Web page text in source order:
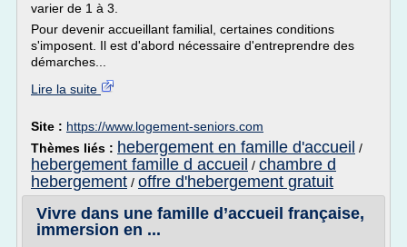
varier de 1 à 3.
Pour devenir accueillant familial, certaines conditions
s'imposent. Il est d'abord nécessaire d'entreprendre des
démarches...
Lire la suite
Site : https://www.logement-seniors.com
Thèmes liés : hebergement en famille d'accueil /
hebergement famille d accueil / chambre d
hebergement / offre d'hebergement gratuit
Vivre dans une famille d’accueil française,
immersion en ...